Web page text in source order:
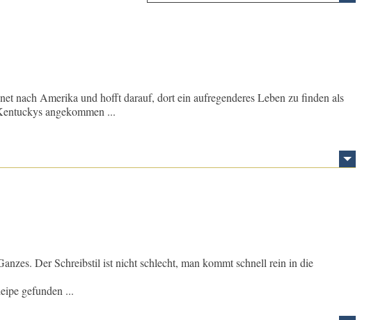
nach Amerika und hofft darauf, dort ein aufregenderes Leben zu finden als
angekommen ...
Der Schreibstil ist nicht schlecht, man kommt schnell rein in die
gefunden ...